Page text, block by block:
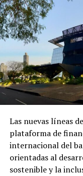
Las nuevas líneas
plataforma de
internacional del
orientadas al
sostenible y la